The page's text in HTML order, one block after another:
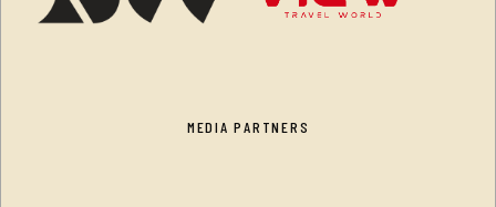
MEDIA PARTNERS